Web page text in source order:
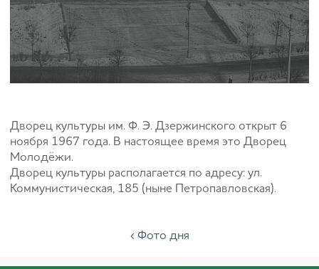
Дворец культуры им. Ф. Э. Дзержинского открыт 6
ноября 1967 года. В настоящее время это Дворец
Молодёжи.
Дворец культуры располагается по адресу: ул.
Коммунистическая, 185 (ныне Петропавловская).
‹ Фото дня